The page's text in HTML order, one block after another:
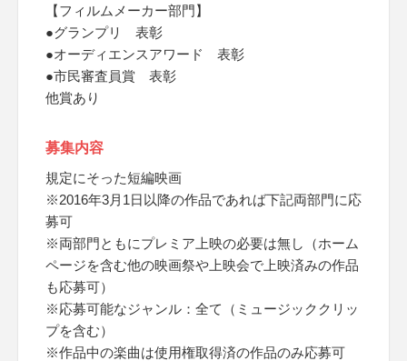
【フィルムメーカー部門】
●グランプリ 表彰
●オーディエンスアワード 表彰
●市民審査員賞 表彰
他賞あり
募集内容
規定にそった短編映画
※2016年3月1日以降の作品であれば下記両部門に応
募可
※両部門ともにプレミア上映の必要は無し（ホーム
ページを含む他の映画祭や上映会で上映済みの作品
も応募可）
※応募可能なジャンル：全て（ミュージッククリッ
プを含む）
※作品中の楽曲は使用権取得済の作品のみ応募可